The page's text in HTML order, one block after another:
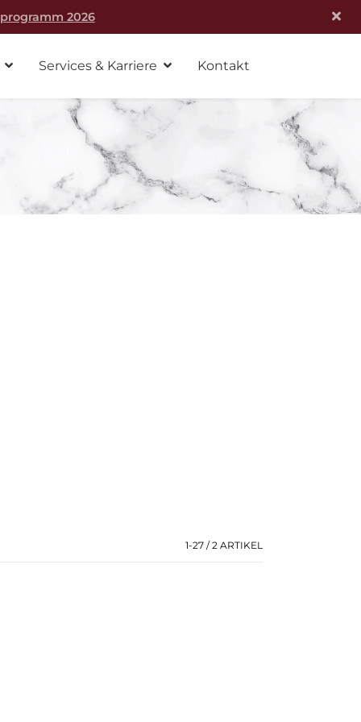
2026
Services & Karriere Kontakt
1-27 / 2 ARTIKEL